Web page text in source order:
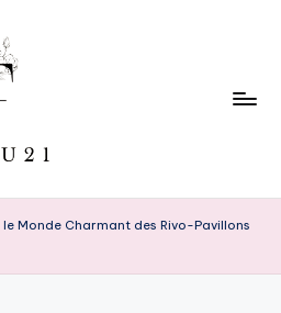
Monde Charmant des Rivo-Pavillons